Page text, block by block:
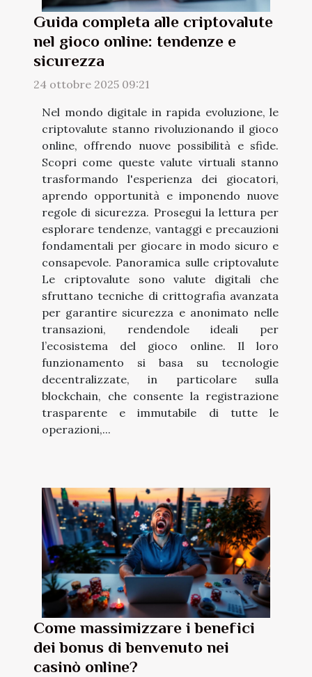
Guida completa alle criptovalute
nel gioco online: tendenze e
sicurezza
24 ottobre 2025 09:21
Nel mondo digitale in rapida evoluzione, le
criptovalute stanno rivoluzionando il gioco
online, offrendo nuove possibilità e sfide.
Scopri come queste valute virtuali stanno
trasformando l'esperienza dei giocatori,
aprendo opportunità e imponendo nuove
regole di sicurezza. Prosegui la lettura per
esplorare tendenze, vantaggi e precauzioni
fondamentali per giocare in modo sicuro e
consapevole. Panoramica sulle criptovalute
Le criptovalute sono valute digitali che
sfruttano tecniche di crittografia avanzata
per garantire sicurezza e anonimato nelle
transazioni, rendendole ideali per
l’ecosistema del gioco online. Il loro
funzionamento si basa su tecnologie
decentralizzate, in particolare sulla
blockchain, che consente la registrazione
trasparente e immutabile di tutte le
operazioni,...
Come massimizzare i benefici
dei bonus di benvenuto nei
casinò online?